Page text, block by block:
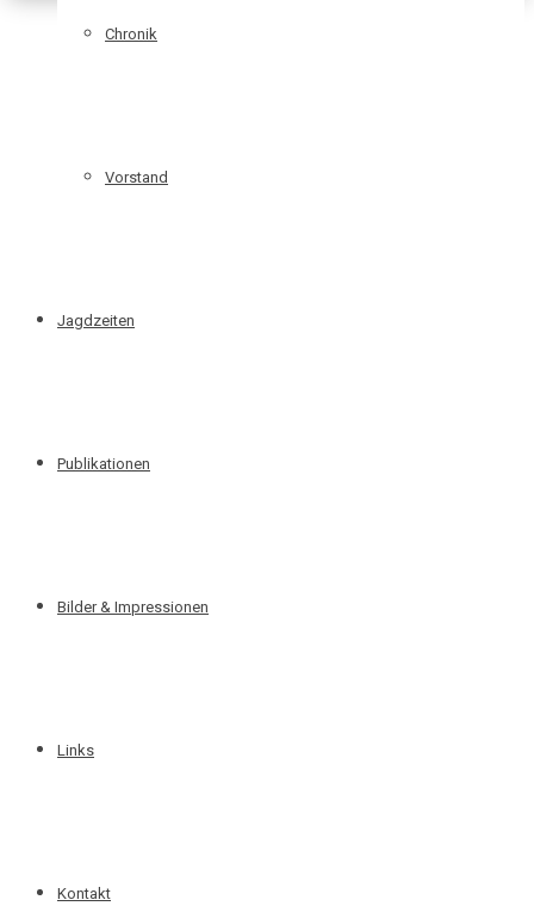
Chronik
Vorstand
Jagdzeiten
Publikationen
Bilder & Impressionen
Links
Kontakt